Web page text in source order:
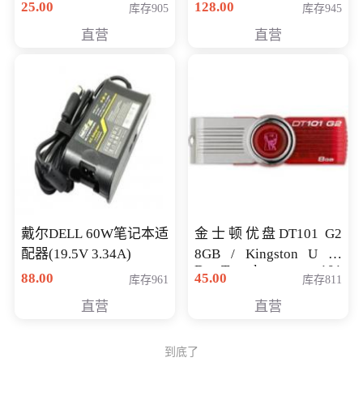
25.00 库存905
直营
128.00
库存945
直营
戴尔DELL 60W笔记本适
配器(19.5V 3.34A)
88.00
库存961
直营
金士顿优盘DT101 G2
8GB / Kingston U 盘
DataTraveler 101
Generati
45.00 库存811
直营
到底了